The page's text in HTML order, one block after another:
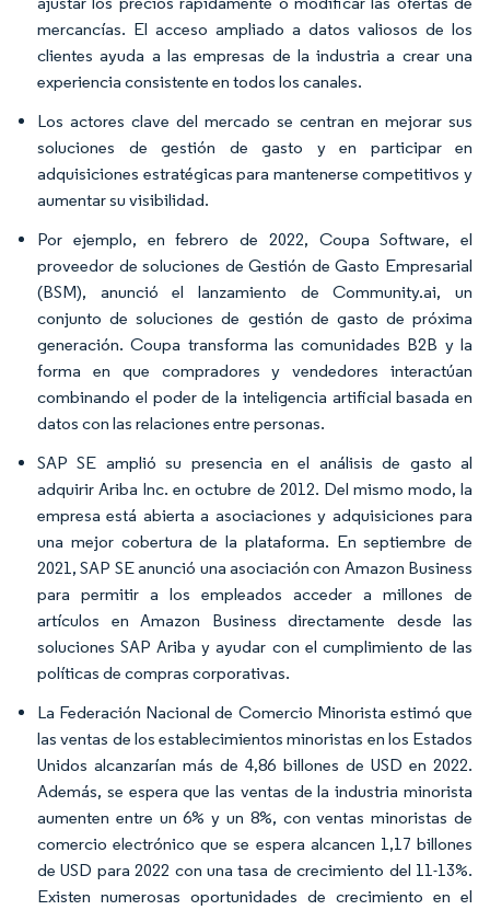
mercancías. El acceso ampliado a datos valiosos de los
clientes ayuda a las empresas de la industria a crear una
experiencia consistente en todos los canales.
Los actores clave del mercado se centran en mejorar sus
soluciones de gestión de gasto y en participar en
adquisiciones estratégicas para mantenerse competitivos y
aumentar su visibilidad.
Por ejemplo, en febrero de 2022, Coupa Software, el
proveedor de soluciones de Gestión de Gasto Empresarial
(BSM), anunció el lanzamiento de Community.ai, un
conjunto de soluciones de gestión de gasto de próxima
generación. Coupa transforma las comunidades B2B y la
forma en que compradores y vendedores interactúan
combinando el poder de la inteligencia artificial basada en
datos con las relaciones entre personas.
SAP SE amplió su presencia en el análisis de gasto al
adquirir Ariba Inc. en octubre de 2012. Del mismo modo, la
empresa está abierta a asociaciones y adquisiciones para
una mejor cobertura de la plataforma. En septiembre de
2021, SAP SE anunció una asociación con Amazon Business
para permitir a los empleados acceder a millones de
artículos en Amazon Business directamente desde las
soluciones SAP Ariba y ayudar con el cumplimiento de las
políticas de compras corporativas.
La Federación Nacional de Comercio Minorista estimó que
las ventas de los establecimientos minoristas en los Estados
Unidos alcanzarían más de 4,86 billones de USD en 2022.
Además, se espera que las ventas de la industria minorista
aumenten entre un 6% y un 8%, con ventas minoristas de
comercio electrónico que se espera alcancen 1,17 billones
de USD para 2022 con una tasa de crecimiento del 11-13%.
Existen numerosas oportunidades de crecimiento en el